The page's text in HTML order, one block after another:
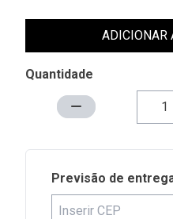
ADICIONAR
Quantidade
Previsão de